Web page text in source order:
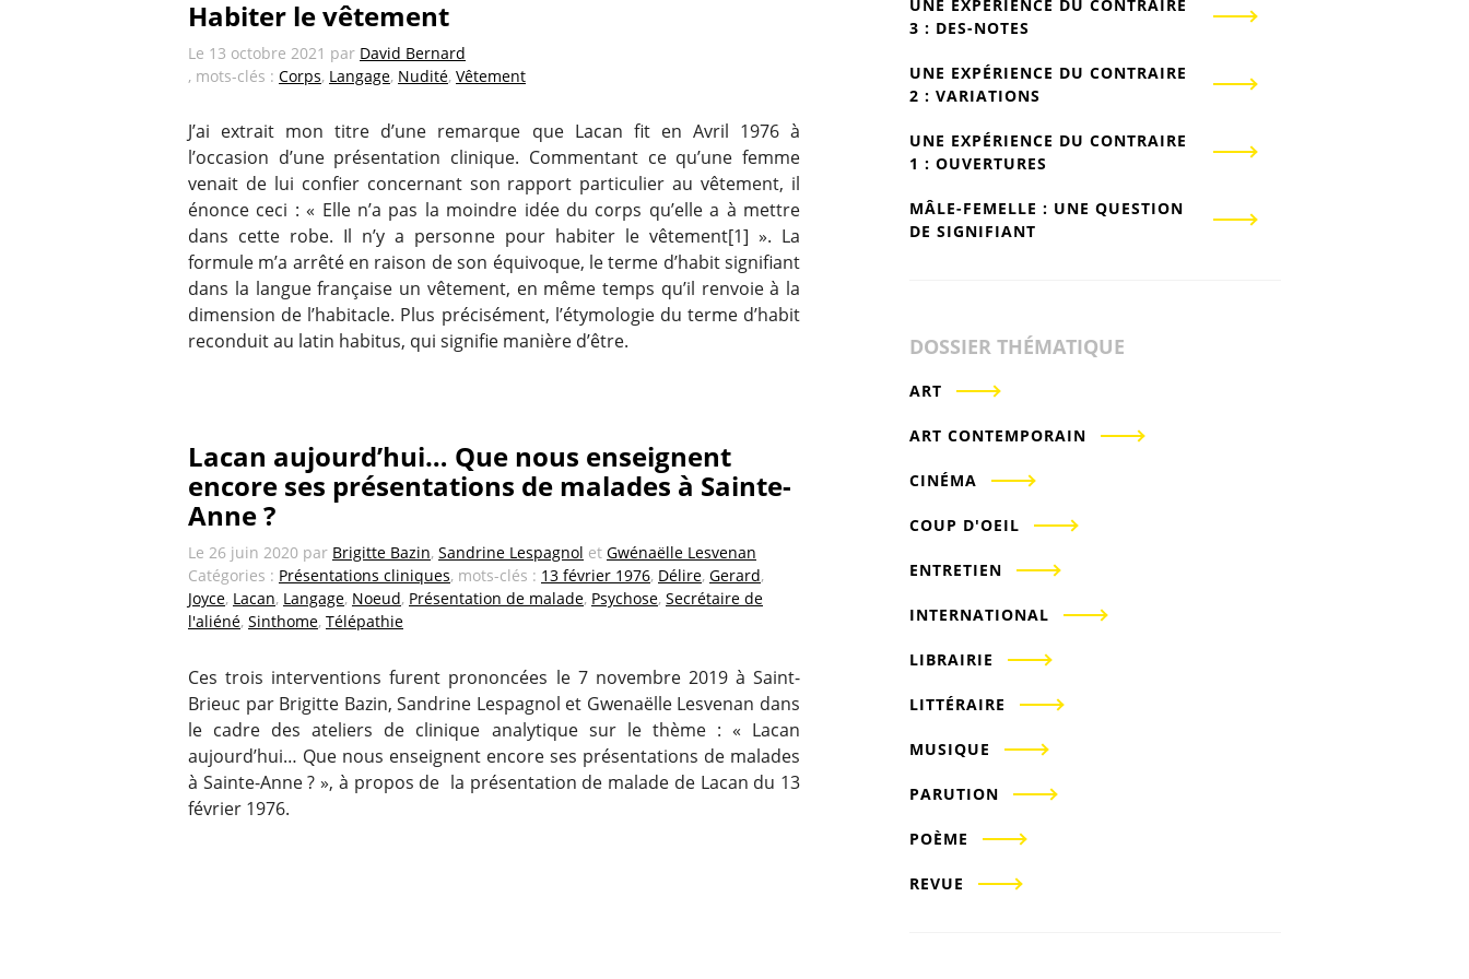
Habiter le vêtement
Le 13 octobre 2021 par David Bernard
, mots-clés : Corps, Langage, Nudité, Vêtement
J’ai extrait mon titre d’une remarque que Lacan fit en Avril 1976 à
l’occasion d’une présentation clinique. Commentant ce qu’une femme
venait de lui confier concernant son rapport particulier au vêtement, il
énonce ceci : « Elle n’a pas la moindre idée du corps qu’elle a à mettre
dans cette robe. Il n’y a personne pour habiter le vêtement[1] ». La
formule m’a arrêté en raison de son équivoque, le terme d’habit signifiant
dans la langue française un vêtement, en même temps qu’il renvoie à la
dimension de l’habitacle. Plus précisément, l’étymologie du terme d’habit
reconduit au latin habitus, qui signifie manière d’être.
Lacan aujourd’hui… Que nous enseignent
encore ses présentations de malades à Sainte-
Anne ?
Le 26 juin 2020 par Brigitte Bazin, Sandrine Lespagnol et Gwénaëlle Lesvenan
Catégories : Présentations cliniques, mots-clés : 13 février 1976, Délire, Gerard,
Joyce, Lacan, Langage, Noeud, Présentation de malade, Psychose, Secrétaire de
l'aliéné, Sinthome, Télépathie
Ces trois interventions furent prononcées le 7 novembre 2019 à Saint-
Brieuc par Brigitte Bazin, Sandrine Lespagnol et Gwenaëlle Lesvenan dans
le cadre des ateliers de clinique analytique sur le thème : « Lacan
aujourd’hui… Que nous enseignent encore ses présentations de malades
à Sainte-Anne ? », à propos de la présentation de malade de Lacan du 13
février 1976.
UNE EXPÉRIENCE DU CONTRAIRE
3 : DES-NOTES
UNE EXPÉRIENCE DU CONTRAIRE
2 : VARIATIONS
UNE EXPÉRIENCE DU CONTRAIRE
1 : OUVERTURES
MÂLE-FEMELLE : UNE QUESTION
DE SIGNIFIANT
DOSSIER THÉMATIQUE
ART
ART CONTEMPORAIN
CINÉMA
COUP D'OEIL
ENTRETIEN
INTERNATIONAL
LIBRAIRIE
LITTÉRAIRE
MUSIQUE
PARUTION
POÈME
REVUE